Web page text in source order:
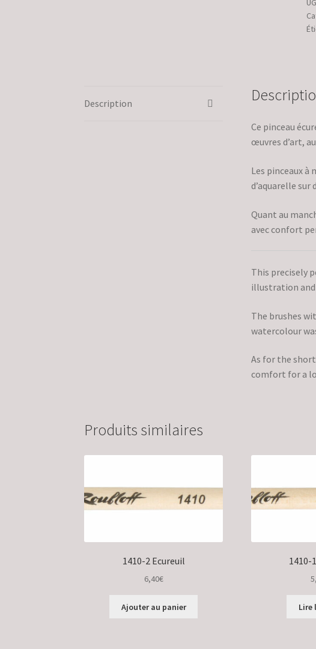
Description
Ce pinceau
œuvres d’art,
Les pinceaux à
d’aquarelle
Quant au
avec confort
This precisely
illustration
The brushes
watercolour
As for the
comfort for a
Produits similaires
1410-2 Ecureuil
6,40€
Ajouter au panier
1410-
Lire